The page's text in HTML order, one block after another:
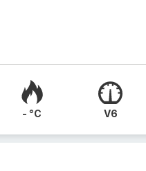
- °C V6